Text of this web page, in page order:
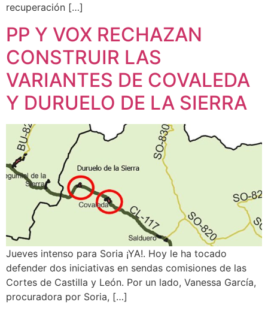
recuperación […]
PP Y VOX RECHAZAN
CONSTRUIR LAS
VARIANTES DE COVALEDA
Y DURUELO DE LA SIERRA
Jueves intenso para Soria ¡YA!. Hoy le ha tocado
defender dos iniciativas en sendas comisiones de las
Cortes de Castilla y León. Por un lado, Vanessa García,
procuradora por Soria, […]